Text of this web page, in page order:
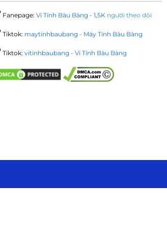
Fanepage: Vi Tính Bàu Bàng - 1,5K người theo dõi
Tiktok: maytinhbaubang - Máy Tính Bàu Bàng
Tiktok: vitinhbaubang - Vi Tính Bàu Bàng